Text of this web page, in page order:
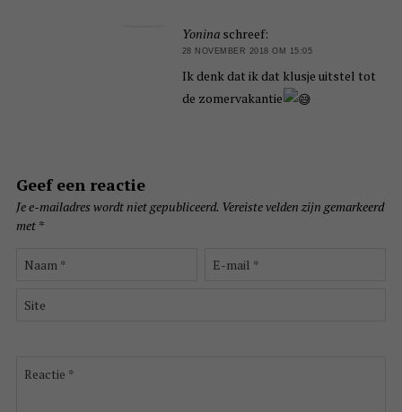
Yonina schreef:
28 NOVEMBER 2018 OM 15:05
Ik denk dat ik dat klusje uitstel tot
de zomervakantie
Geef een reactie
Je e-mailadres wordt niet gepubliceerd. Vereiste velden zijn gemarkeerd
met *